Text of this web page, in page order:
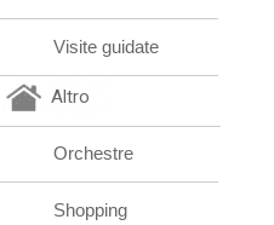
Visite guidate
Altro
Orchestre
Shopping